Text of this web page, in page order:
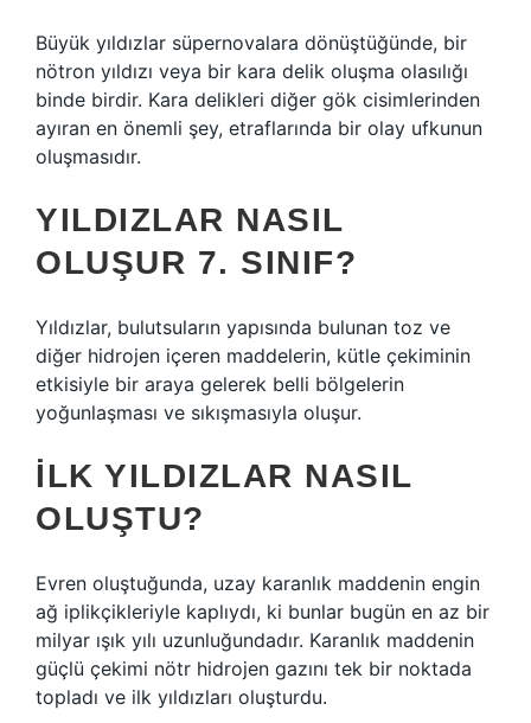
Büyük yıldızlar süpernovalara dönüştüğünde, bir
nötron yıldızı veya bir kara delik oluşma olasılığı
binde birdir. Kara delikleri diğer gök cisimlerinden
ayıran en önemli şey, etraflarında bir olay ufkunun
oluşmasıdır.
YILDIZLAR NASIL
OLUŞUR 7. SINIF?
Yıldızlar, bulutsuların yapısında bulunan toz ve
diğer hidrojen içeren maddelerin, kütle çekiminin
etkisiyle bir araya gelerek belli bölgelerin
yoğunlaşması ve sıkışmasıyla oluşur.
İLK YILDIZLAR NASIL
OLUŞTU?
Evren oluştuğunda, uzay karanlık maddenin engin
ağ iplikçikleriyle kaplıydı, ki bunlar bugün en az bir
milyar ışık yılı uzunluğundadır. Karanlık maddenin
güçlü çekimi nötr hidrojen gazını tek bir noktada
topladı ve ilk yıldızları oluşturdu.